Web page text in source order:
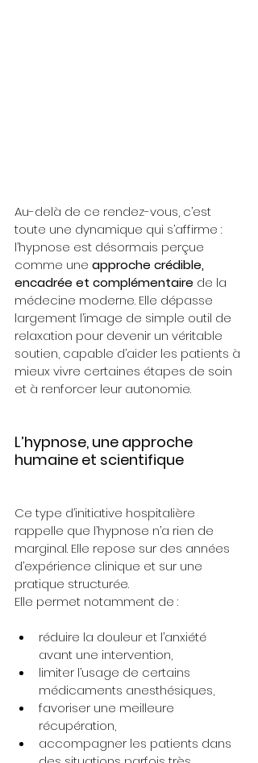
Au-delà de ce rendez-vous, c’est
toute une dynamique qui s’affirme :
l’hypnose est désormais perçue
comme une approche crédible,
encadrée et complémentaire de la
médecine moderne. Elle dépasse
largement l’image de simple outil de
relaxation pour devenir un véritable
soutien, capable d’aider les patients à
mieux vivre certaines étapes de soin
et à renforcer leur autonomie.
L’hypnose, une approche
humaine et scientifique
Ce type d’initiative hospitalière
rappelle que l’hypnose n’a rien de
marginal. Elle repose sur des années
d’expérience clinique et sur une
pratique structurée.
Elle permet notamment de :
réduire la douleur et l’anxiété
avant une intervention,
limiter l’usage de certains
médicaments anesthésiques,
favoriser une meilleure
récupération,
accompagner les patients dans